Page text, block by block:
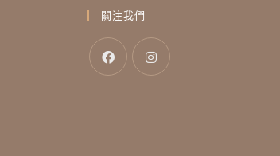
關注我們